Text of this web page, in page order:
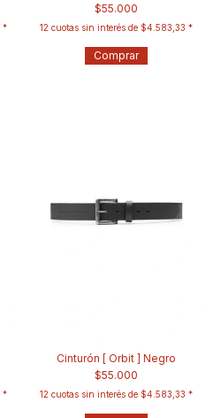
$55.000
12 cuotas sin interés de $4.583,33
Comprar
Cinturón [ Orbit ] Negro
$55.000
12 cuotas sin interés de $4.583,33